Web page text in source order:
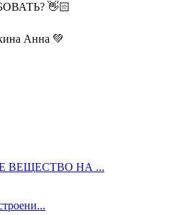
👋🏻
Анна 💚
ВЕЩЕСТВО НА ...